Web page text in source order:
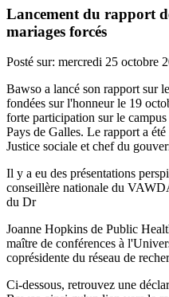
Lancement du rapport
mariages forcés
Posté sur: mercredi 25 octobre
Bawso a lancé son rapport sur
fondées sur l'honneur le 19
forte participation sur le
Pays de Galles. Le rapport a
Justice sociale et chef du
Il y a eu des présentations
conseillère nationale du
du Dr
Joanne Hopkins de Public
maître de conférences à
coprésidente du réseau de
Ci-dessous, retrouvez une